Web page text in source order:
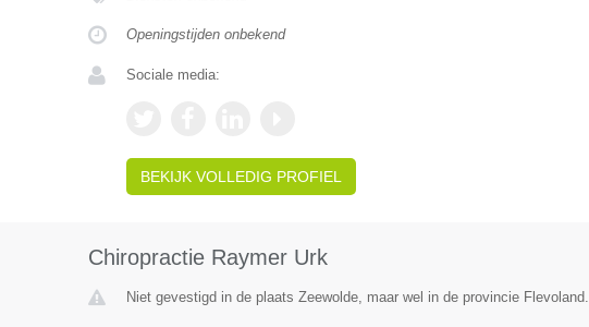
Openingstijden onbekend
Sociale media:
BEKIJK VOLLEDIG PROFIEL
Chiropractie Raymer Urk
Niet gevestigd in de plaats Zeewolde, maar wel in de provincie Flevoland.